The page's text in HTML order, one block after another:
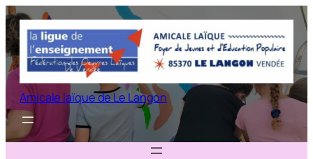
Aller
au
contenu
Amicale laïque de Le Langon